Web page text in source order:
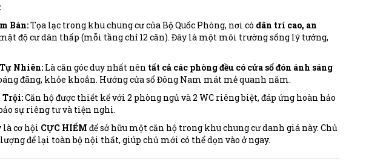
Bán:Tọa lạc trong khu chung cư của Bộ Quốc Phòng, nơi có dân trí cao, an
độ cư dân thấp (mỗi tầng chỉ 12 căn). Đây là một môi trường sống lý tưởng,
Nhiên:Là căn góc duy nhất nên tất cả các phòng đều có cửa sổ đón ánh sáng
đãng, khỏe khoắn. Hướng cửa sổ Đông Nam mát mẻ quanh năm.
Trội:Căn hộ được thiết kế với 2 phòng ngủ và 2 WC riêng biệt, đáp ứng hoàn hảo
sự riêng tư và tiện nghi.
cơ hội CỰC HIẾM để sở hữu một căn hộ trong khu chung cư danh giá này. Chủ
để lại toàn bộ nội thất, giúp chủ mới có thể dọn vào ở ngay.